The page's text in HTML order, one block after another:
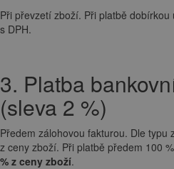
Při převzetí zboží. Při platbě
s DPH.
3. Platba
(sleva 2 %)
Předem zálohovou fakturou. Dle typu
z ceny zboží. Při platbě předem 100
% z ceny zboží.